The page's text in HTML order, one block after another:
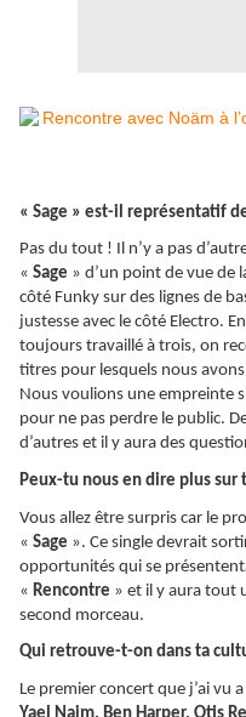
« Sage » est-il représentatif
Pas du tout ! Il n’y a pas
« Sage » d’un point de vue de
côté Funky sur des lignes de
justesse avec le côté Electro.
toujours travaillé à trois, on
titres pour lesquels nous
Nous voulions une empreinte
pour ne pas perdre le public.
d’autres et il y aura des
Peux-tu nous en dire plus sur
Vous allez être surpris car le
« Sage ». Ce single devrait
opportunités qui se
« Rencontre » et il y aura tout
second morceau.
Qui retrouve-t-on dans ta
Le premier concert que j’ai vu